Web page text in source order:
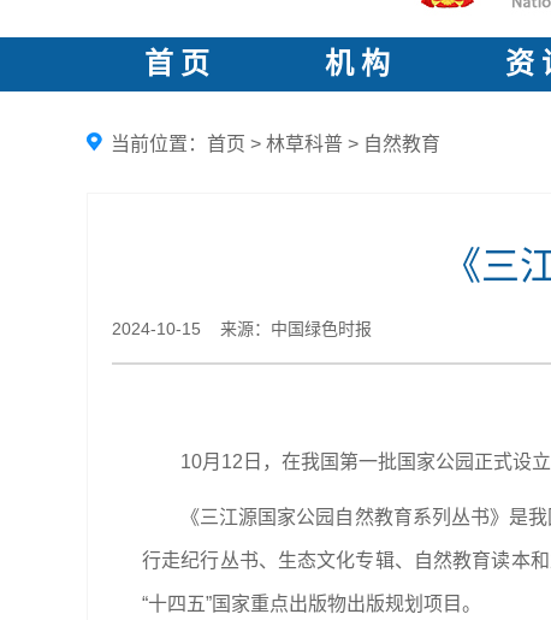
首 页 机 构 资
当前位置： 首页 > 林草科普 > 自然教育
《三
2024-10-15 来源：中国绿色时报
10月12日，在我国第一批国家公园正式设
《三江源国家公园自然教育系列丛书》是
行走纪行丛书、生态文化专辑、自然教育读本
“十四五”国家重点出版物出版规划项目。